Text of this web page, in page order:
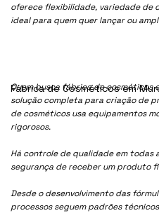
oferece flexibilidade, variedade de
ideal para quem quer lançar ou
Quem busca fábrica de cosméticos
solução completa para criação de
de cosméticos usa equipamentos
rigorosos.
Há controle de qualidade em todas
segurança de receber um produto
Desde o desenvolvimento das
processos seguem padrões
Fábrica de Cosméticos em